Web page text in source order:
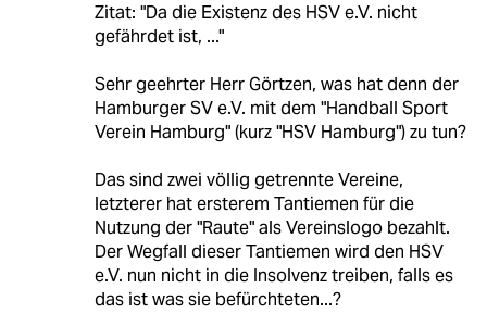
Zitat: "Da die Existenz des HSV e.V. nicht
gefährdet ist, ..."
Sehr geehrter Herr Görtzen, was hat denn der
Hamburger SV e.V. mit dem "Handball Sport
Verein Hamburg" (kurz "HSV Hamburg") zu tun?
Das sind zwei völlig getrennte Vereine,
letzterer hat ersterem Tantiemen für die
Nutzung der "Raute" als Vereinslogo bezahlt.
Der Wegfall dieser Tantiemen wird den HSV
e.V. nun nicht in die Insolvenz treiben, falls es
das ist was sie befürchteten...?